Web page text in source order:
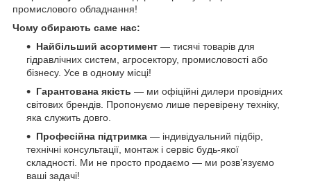
промислового обладнання!
Чому обирають саме нас:
Найбільший асортимент — тисячі товарів для
гідравлічних систем, агросектору, промисловості або
бізнесу. Усе в одному місці!
Гарантована якість — ми офіційні дилери провідних
світових брендів. Пропонуємо лише перевірену техніку,
яка служить довго.
Професійна підтримка — індивідуальний підбір,
технічні консультації, монтаж і сервіс будь-якої
складності. Ми не просто продаємо — ми розв’язуємо
ваші задачі!